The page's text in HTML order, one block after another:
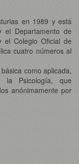
en 1989 y está
el Departamento de
el Colegio Oficial de
cuatro números al
como aplicada,
la Psicología, que
anónimamente por